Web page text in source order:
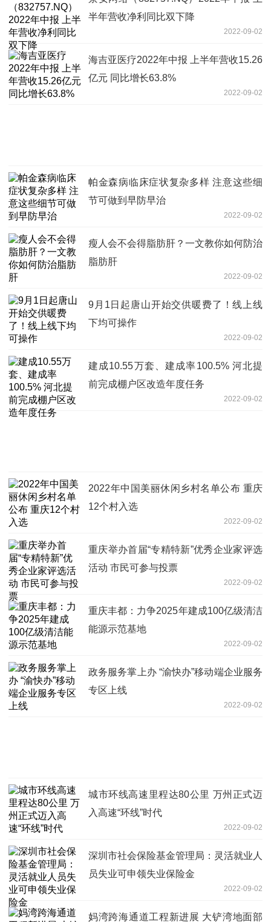
半年营收净利同比双下降
2022-09-02
海吉亚医疗2022年中报 上半年营收15.26
亿元 同比增长63.8%
2022-09-02
帕金森病临床症状复杂多样 注意这些细
节可做到早防早治
2022-09-02
瘦人会不会得脂肪肝？一文教你如何防治
脂肪肝
2022-09-02
9月1日起唐山开始交供暖费了！线上线
下均可操作
2022-09-02
建成10.55万套、建成率100.5% 河北提
前完成棚户区改造年度任务
2022-09-02
2022年中国美丽休闲乡村名单公布 重庆
12个村入选
2022-09-02
重庆举办首届“专精特新”优秀企业家评选
活动 市民可参与投票
2022-09-02
重庆丰都：力争2025年建成100亿级清洁
能源示范基地
2022-09-02
政务服务掌上办 “渝快办”移动端企业服务
专区上线
2022-09-02
城市环线高速里程达80公里 万州正式迈
入高速“环线”时代
2022-09-02
深圳市社会保险基金管理局：灵活就业人
员失业可申领失业保险金
2022-09-02
妈湾跨海通道工程新进展 大铲湾地面部